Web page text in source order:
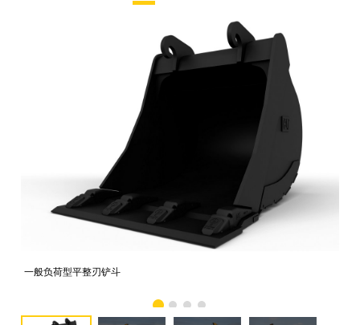
一般负荷型平整刃铲斗